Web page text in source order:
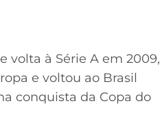
volta à Série A em 2009,
e voltou ao Brasil
conquista da Copa do